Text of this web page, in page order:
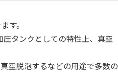
す。
タンクとしての特性上、真空
空脱泡するなどの用途で多数の